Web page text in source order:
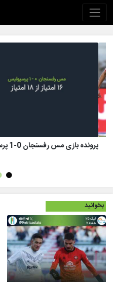
پرونده بازی تراکتور 1 (8)-(7) 1 پرسپولیس
بخوانید